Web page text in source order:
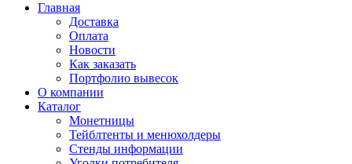
Главная
Доставка
Оплата
Новости
Как заказать
Портфолио вывесок
О компании
Каталог
Монетницы
Тейблтенты и менюхолдеры
Стенды информации